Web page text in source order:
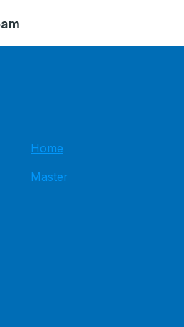
Home
Master